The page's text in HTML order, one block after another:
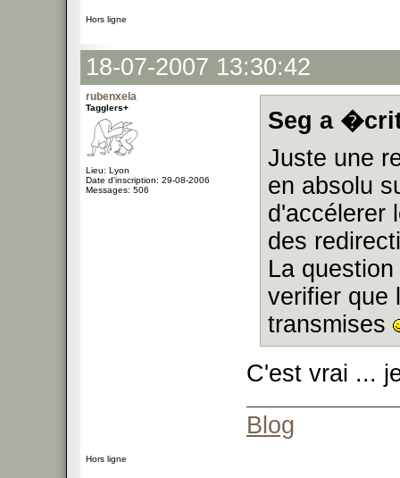
Hors ligne
18-07-2007 13:30:42
rubenxela
Tagglers+
Lieu: Lyon
Date d'inscription: 29-08-2006
Messages: 506
Seg a
Juste une
en absolu
d'accélerer
des
La
verifier que
transmises
C'est vrai ...
Blog
Hors ligne